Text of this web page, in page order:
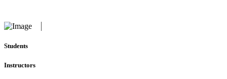
Students
Instructors